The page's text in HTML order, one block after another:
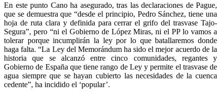
En este punto Cano ha asegurado, tras las declaraciones de Pague,
que se demuestra que “desde el principio, Pedro Sánchez, tiene una
hoja de ruta clara y definida para cerrar el grifo del trasvase Tajo-
Segura”, pero “ni el Gobierno de López Miras, ni el PP lo vamos a
tolerar porque incumplirán la ley por lo que batallaremos donde
haga falta. “La Ley del Memorándum ha sido el mejor acuerdo de la
historia que se alcanzó entre cinco comunidades, regantes y
Gobierno de España que tiene rango de Ley y permite el trasvase de
agua siempre que se hayan cubierto las necesidades de la cuenca
cedente”, ha incidido el ‘popular’.